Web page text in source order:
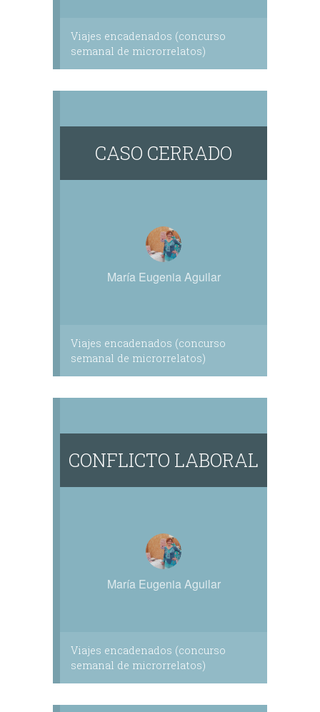
Viajes encadenados (concurso
semanal de microrrelatos)
CASO CERRADO
María Eugenia Aguilar
Viajes encadenados (concurso
semanal de microrrelatos)
CONFLICTO LABORAL
María Eugenia Aguilar
Viajes encadenados (concurso
semanal de microrrelatos)